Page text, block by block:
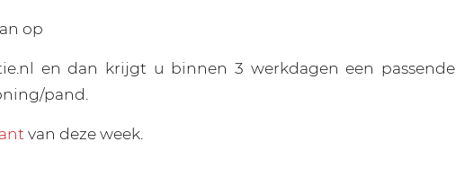
op
en dan krijgt u binnen 3 werkdagen een passende
pand.
van deze week.